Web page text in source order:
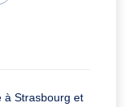
à Strasbourg et